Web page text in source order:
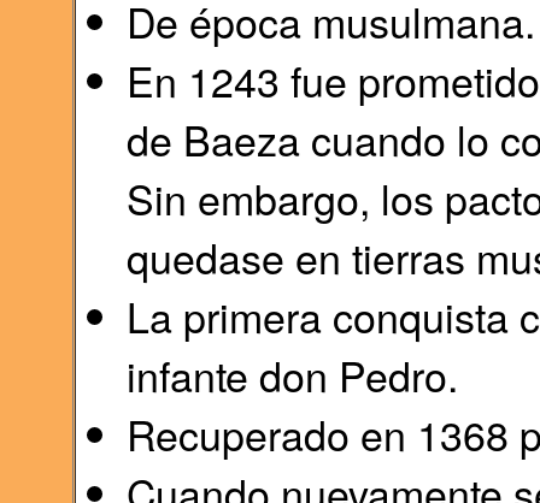
De época musulmana.
En 1243 fue
de Baeza cuando lo
Sin embargo, los
quedase en tierras
La primera conquista
infante don Pedro.
Recuperado en 1368